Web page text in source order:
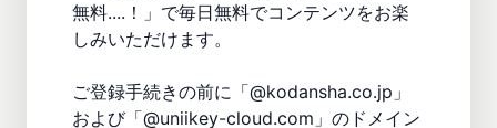
無料....！」で毎日無料でコンテンツをお楽
しみいただけます。
ご登録手続きの前に「@kodansha.co.jp」
および「@uniikey-cloud.com」のドメイン